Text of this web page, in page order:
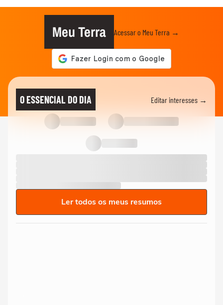
Meu Terra Acessar o Meu Terra →
O ESSENCIAL DO DIA Editar interesses →
Ler todos os meus resumos